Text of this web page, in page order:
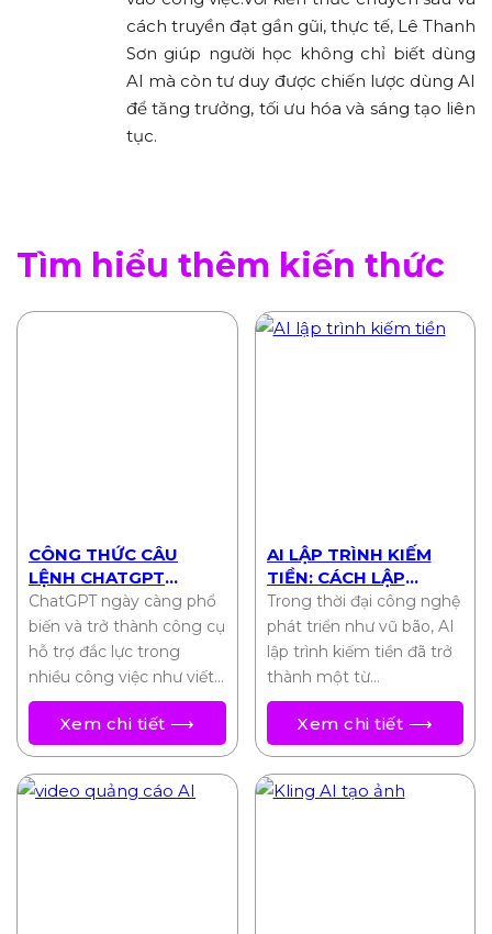
cách truyền đạt gần gũi, thực tế, Lê Thanh
Sơn giúp người học không chỉ biết dùng
AI mà còn tư duy được chiến lược dùng AI
để tăng trưởng, tối ưu hóa và sáng tạo liên
tục.
Tìm hiểu thêm kiến thức
CÔNG THỨC CÂU
LỆNH CHATGPT
CHUẨN NHẤT 2025
ChatGPT ngày càng phổ
biến và trở thành công cụ
hỗ trợ đắc lực trong
nhiều công việc như viết…
Xem chi tiết ⟶
AI LẬP TRÌNH KIẾM
TIỀN: CÁCH LẬP
TRÌNH VIÊN BIẾN Ý
TƯỞNG THÀNH THU
NHẬP THỤ ĐỘNG
Trong thời đại công nghệ
phát triển như vũ bão, AI
lập trình kiếm tiền đã trở
thành một từ…
Xem chi tiết ⟶